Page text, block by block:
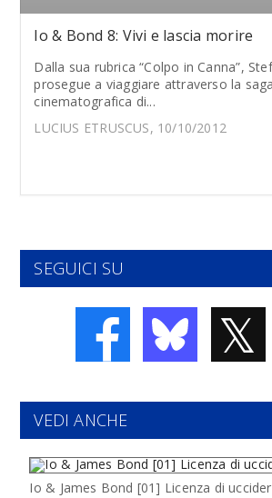
Io & Bond 8: Vivi e lascia morire
Dalla sua rubrica “Colpo in Canna”,
prosegue a viaggiare attraverso la saga
cinematografica di...
LUCIUS ETRUSCUS, 10/10/2012
SEGUICI SU
𝕏
VEDI ANCHE
Io & James Bond [01] Licenza di